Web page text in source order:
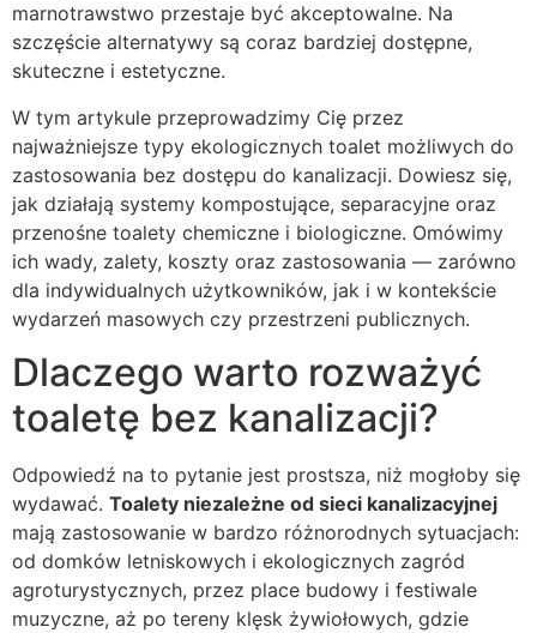
marnotrawstwo przestaje być akceptowalne. Na
szczęście alternatywy są coraz bardziej dostępne,
skuteczne i estetyczne.
W tym artykule przeprowadzimy Cię przez
najważniejsze typy ekologicznych toalet możliwych do
zastosowania bez dostępu do kanalizacji. Dowiesz się,
jak działają systemy kompostujące, separacyjne oraz
przenośne toalety chemiczne i biologiczne. Omówimy
ich wady, zalety, koszty oraz zastosowania — zarówno
dla indywidualnych użytkowników, jak i w kontekście
wydarzeń masowych czy przestrzeni publicznych.
Dlaczego warto rozważyć
toaletę bez kanalizacji?
Odpowiedź na to pytanie jest prostsza, niż mogłoby się
wydawać. Toalety niezależne od sieci kanalizacyjnej
mają zastosowanie w bardzo różnorodnych sytuacjach:
od domków letniskowych i ekologicznych zagród
agroturystycznych, przez place budowy i festiwale
muzyczne, aż po tereny klęsk żywiołowych, gdzie